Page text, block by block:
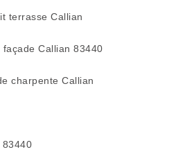
terrasse Callian
Callian 83440
charpente Callian
83440